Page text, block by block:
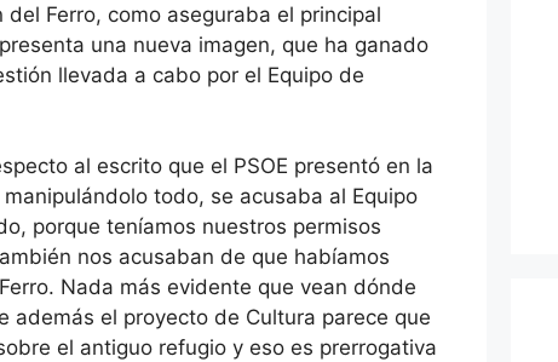
Ferro, como aseguraba el principal
una nueva imagen, que ha ganado
llevada a cabo por el Equipo de
al escrito que el PSOE presentó en la
todo, se acusaba al Equipo
porque teníamos nuestros permisos
nos acusaban de que habíamos
Nada más evidente que vean dónde
además el proyecto de Cultura parece que
el antiguo refugio y eso es prerrogativa